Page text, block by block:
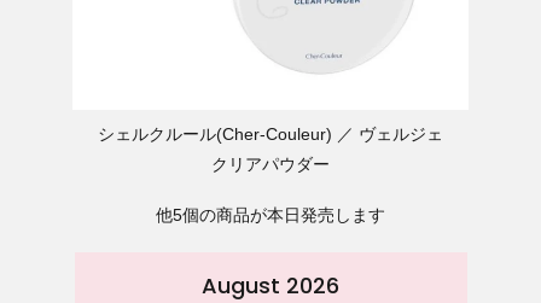
シェルクルール(Cher-Couleur)
ヴェルジェ
クリアパウダー
他5個の商品が本日発売します
August 2026